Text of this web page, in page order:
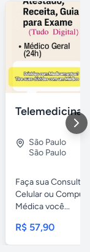
São Paulo
São Paulo
Faça sua Consulta
Celular ou
Médica você...
R$ 57,90